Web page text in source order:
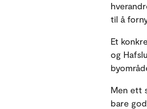
til å
Et
og
Men ett
bare